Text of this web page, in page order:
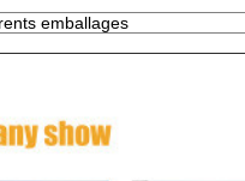
emballages